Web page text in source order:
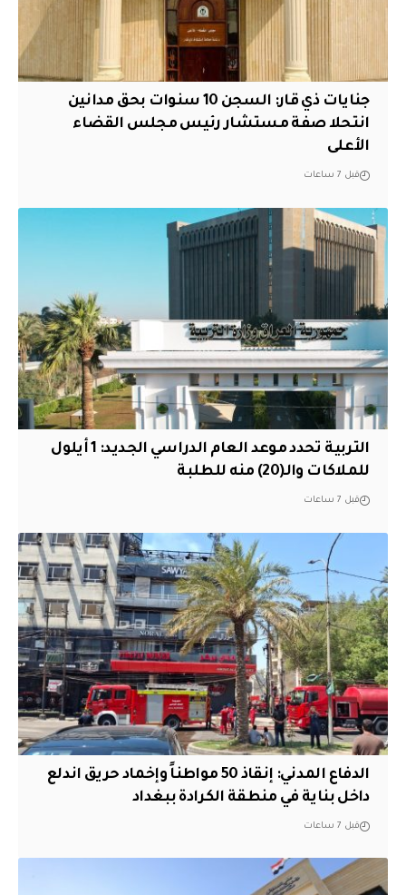
جنايات ذي قار: السجن 10 سنوات بحق مدانين
انتحلا صفة مستشار رئيس مجلس القضاء
الأعلى
قبل 7 ساعات
التربية تحدد موعد العام الدراسي الجديد: 1 أيلول
للملاكات والـ(20) منه للطلبة
قبل 7 ساعات
الدفاع المدني: إنقاذ 50 مواطناً وإخماد حريق اندلع
داخل بناية في منطقة الكرادة ببغداد
قبل 7 ساعات